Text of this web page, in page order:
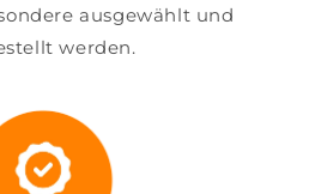
ausgewählt und
werden.